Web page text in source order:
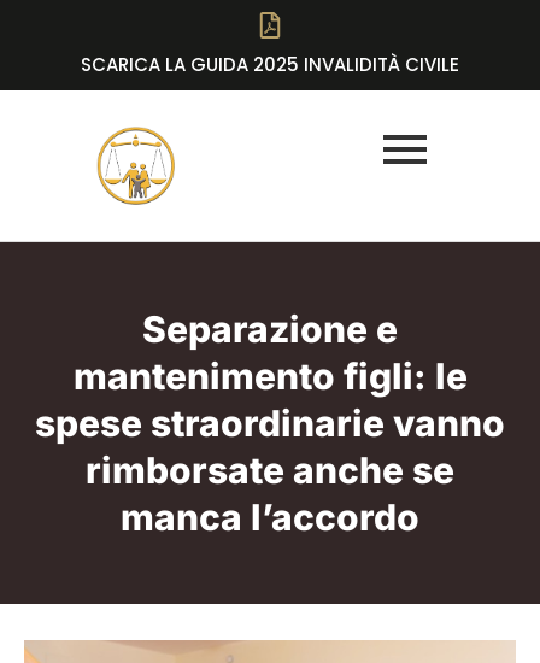
SCARICA LA GUIDA 2025 INVALIDITÀ CIVILE
Separazione e
mantenimento figli: le
spese straordinarie vanno
rimborsate anche se
manca l’accordo